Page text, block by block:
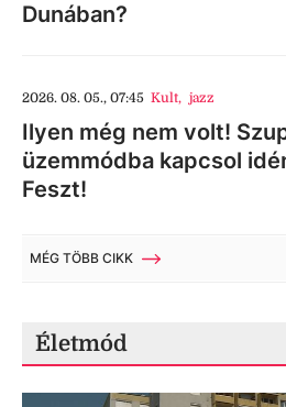
Dunában?
2026. 08. 05., 07:45 Kult, jazz
Ilyen még nem volt!
üzemmódba kapcsol
Feszt!
MÉG TÖBB CIKK
Életmód